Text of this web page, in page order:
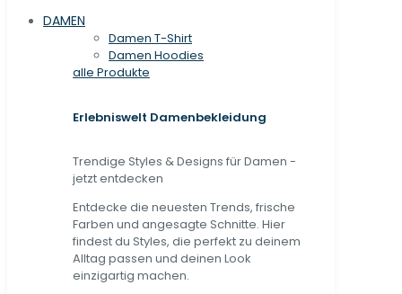
DAMEN
Damen T-Shirt
Damen Hoodies
alle Produkte
Erlebniswelt Damenbekleidung
Trendige Styles & Designs für Damen -
jetzt entdecken
Entdecke die neuesten Trends, frische
Farben und angesagte Schnitte. Hier
findest du Styles, die perfekt zu deinem
Alltag passen und deinen Look
einzigartig machen.